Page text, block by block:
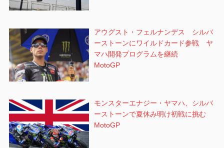
アウグスト・フェルナンデス シルバ
ーストーンにワイルドカード参戦 ヤ
マハ開発プログラムを継続
MotoGP
モンスターエナジー・ヤマハ、シルバ
ーストーンで夏休み明け初戦に挑む
MotoGP